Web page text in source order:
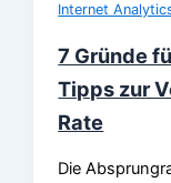
Internet
7 Gründe
Tipps zur
Rate
Die